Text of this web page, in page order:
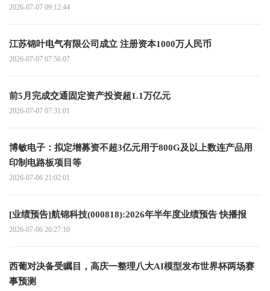
2026-07-07 09:12:44
江苏锦叶电气有限公司成立 注册资本1000万人民币
2026-07-07 07:56:07
前5月完成交通固定资产投资超1.1万亿元
2026-07-07 07:31:01
博敏电子：拟定增募资不超3亿元用于800G及以上数连产品用
印制电路板项目等
2026-07-06 21:02:01
[业绩预告]航锦科技(000818):2026年半年度业绩预告 快播报
2026-07-06 20:27:10
西葡对决备受瞩目，高庆一整理八大AI模型发布世界杯两场赛
事预测